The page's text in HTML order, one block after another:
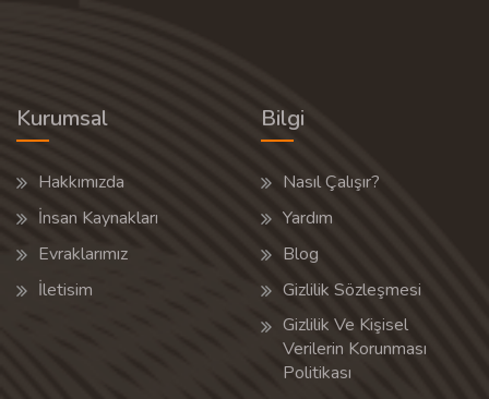
Kurumsal
Hakkımızda
İnsan Kaynakları
Evraklarımız
İletisim
Bilgi
Nasıl Çalışır?
Yardım
Blog
Gizlilik Sözleşmesi
Gizlilik Ve Kişisel
Verilerin Korunması
Politikası